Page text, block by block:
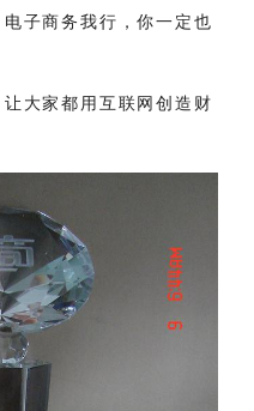
子商务我行，你一定也
大家都用互联网创造财